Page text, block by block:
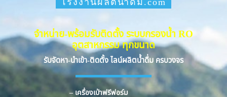
จำหน่าย-พร้อมรับติดตั้ง ระบบกรองน้ำ RO
อุตสาหกรรม ทุกขนาด
รับจัดหา-นำเข้า-ติดตั้ง ไลน์ผลิตน้ำดื่ม ครบวงจร
– เครื่องเป่าฟรีฟอร์ม